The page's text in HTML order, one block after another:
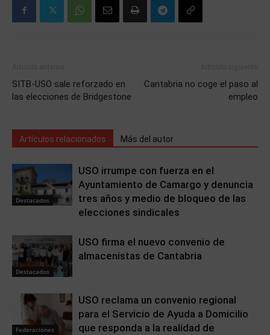
SITB-USO sale reforzado en
las elecciones de Bridgestone
Cantabria no coge el paso al
empleo
Artículos relacionados Más del autor
Destacados
USO irrumpe con fuerza en el
Ayuntamiento de Camargo y denuncia
tres años y medio de bloqueo de las
elecciones sindicales
Destacados
USO firma el nuevo convenio de
almacenistas de Cantabria
Federaciones
USO reclama un convenio regional
para el Servicio de Ayuda a Domicilio
que responda a la realidad de